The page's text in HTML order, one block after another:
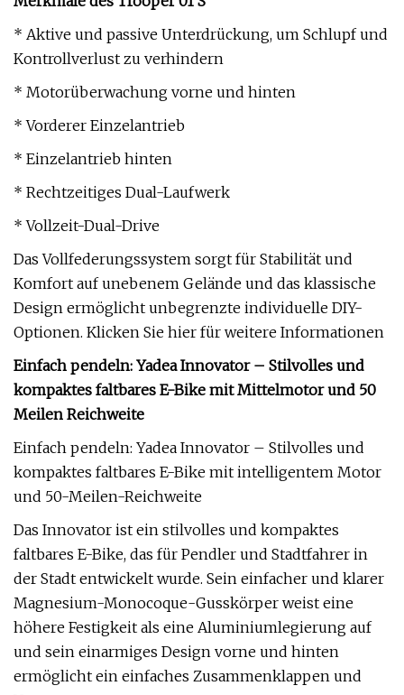
* Aktive und passive Unterdrückung, um Schlupf und
Kontrollverlust zu verhindern
* Motorüberwachung vorne und hinten
* Vorderer Einzelantrieb
* Einzelantrieb hinten
* Rechtzeitiges Dual-Laufwerk
* Vollzeit-Dual-Drive
Das Vollfederungssystem sorgt für Stabilität und
Komfort auf unebenem Gelände und das klassische
Design ermöglicht unbegrenzte individuelle DIY-
Optionen. Klicken Sie hier für weitere Informationen
Einfach pendeln: Yadea Innovator – Stilvolles und
kompaktes faltbares E-Bike mit Mittelmotor und 50
Meilen Reichweite
Einfach pendeln: Yadea Innovator – Stilvolles und
kompaktes faltbares E-Bike mit intelligentem Motor
und 50-Meilen-Reichweite
Das Innovator ist ein stilvolles und kompaktes
faltbares E-Bike, das für Pendler und Stadtfahrer in
der Stadt entwickelt wurde. Sein einfacher und klarer
Magnesium-Monocoque-Gusskörper weist eine
höhere Festigkeit als eine Aluminiumlegierung auf
und sein einarmiges Design vorne und hinten
ermöglicht ein einfaches Zusammenklappen und